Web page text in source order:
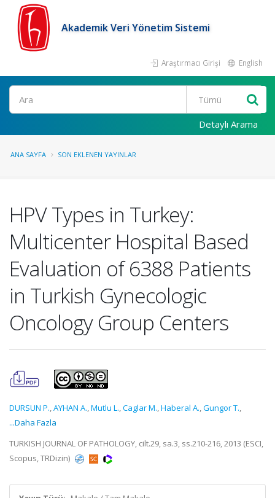
Akademik Veri Yönetim Sistemi
Araştırmacı Girişi English
Ara
Detaylı Arama
ANA SAYFA SON EKLENEN YAYINLAR
HPV Types in Turkey:
Multicenter Hospital Based
Evaluation of 6388 Patients
in Turkish Gynecologic
Oncology Group Centers
DURSUN P.,AYHAN A.,Mutlu L.,Caglar M.,Haberal A.,Gungor T.,
...Daha Fazla
TURKISH JOURNAL OF PATHOLOGY, cilt.29, sa.3, ss.210-216, 2013 (ESCI,
Scopus, TRDizin)